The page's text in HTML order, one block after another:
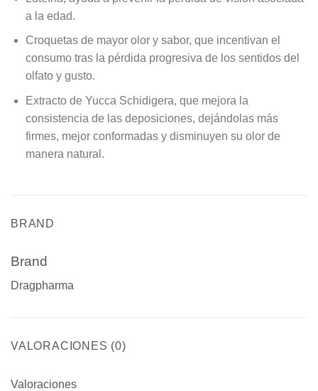
a la edad.
Croquetas de mayor olor y sabor, que incentivan el
consumo tras la pérdida progresiva de los sentidos del
olfato y gusto.
Extracto de Yucca Schidigera, que mejora la
consistencia de las deposiciones, dejándolas más
firmes, mejor conformadas y disminuyen su olor de
manera natural.
BRAND
Brand
Dragpharma
VALORACIONES (0)
Valoraciones